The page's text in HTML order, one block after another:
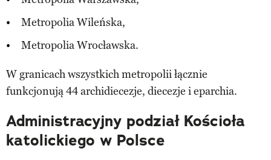
Metropolia Wileńska,
Metropolia Wrocławska.
W granicach wszystkich metropolii łącznie
funkcjonują 44 archidiecezje, diecezje i eparchia.
Administracyjny podział Kościoła
katolickiego w Polsce